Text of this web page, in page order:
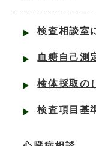
検査相談室
血糖自己測
検体採取の
検査項⽬基